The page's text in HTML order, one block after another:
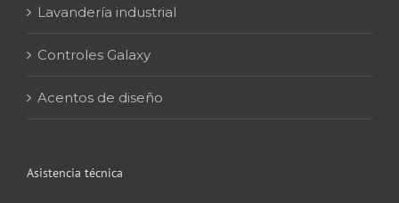
Lavandería industrial
Controles Galaxy
Acentos de diseño
Asistencia técnica